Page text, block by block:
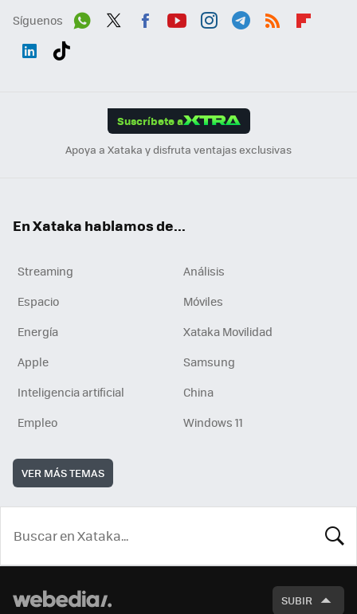
Síguenos
Suscríbete a
Apoya a Xataka y disfruta ventajas exclusivas
En Xataka hablamos de...
Streaming
Análisis
Espacio
Móviles
Energía
Xataka Movilidad
Apple
Samsung
Inteligencia artificial
China
Empleo
Windows 11
VER MÁS TEMAS
SUBIR